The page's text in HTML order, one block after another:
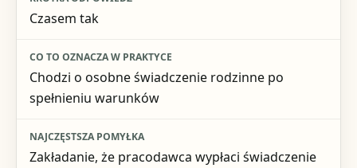
Czasem tak
Chodzi o osobne świadczenie rodzinne po
spełnieniu warunków
Zakładanie, że pracodawca wypłaci świadczenie